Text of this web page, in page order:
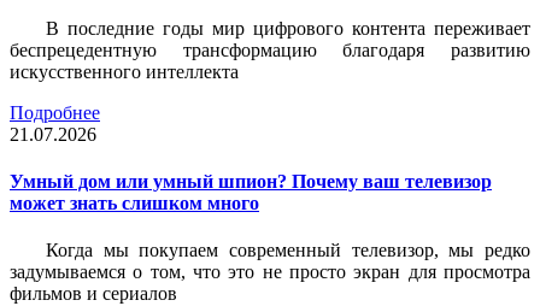
В последние годы мир цифрового контента переживает
беспрецедентную трансформацию благодаря развитию
искусственного интеллекта
Подробнее
21.07.2026
Умный дом или умный шпион? Почему ваш телевизор
может знать слишком много
Когда мы покупаем современный телевизор, мы редко
задумываемся о том, что это не просто экран для просмотра
фильмов и сериалов